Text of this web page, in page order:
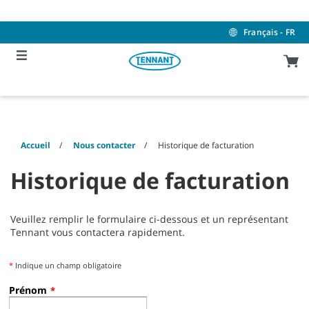
to
to
menu
Français - FR
Accueil Nous contacter Historique de facturation
Historique de facturation
Veuillez remplir le formulaire ci-dessous et un représentant
Tennant vous contactera rapidement.
* Indique un champ obligatoire
Prénom *